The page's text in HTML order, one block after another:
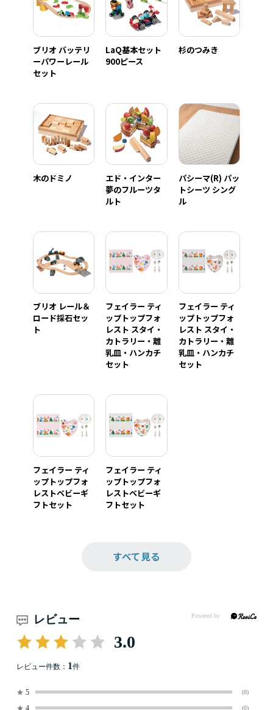
ブリオ バッテリ
ーパワーレール
セット
LaQ基本セット
900ピース
杉のつみき
木のドミノ
エド・インター
夢のフルーツタ
ルト
パシーマ(R) パッ
トシーツ シング
ル
ブリオ レール＆
ロード採石セッ
ト
フェイラー ティ
ップトップフォ
レスト スタイ・
カトラリー・離
乳皿・ハンカチ
セット
フェイラー ティ
ップトップフォ
レスト スタイ・
カトラリー・離
乳皿・ハンカチ
セット
フェイラー ティ
ップトップフォ
レストベビーギ
フトセット
フェイラー ティ
ップトップフォ
レストベビーギ
フトセット
すべて見る
レビュー
3.0
レビュー件数： 1件
★ 5 (0)
★ 4 (0)